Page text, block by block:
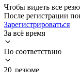
Чтобы видеть все
После регистрации
Зарегистрироваться
За всё время
По соответствию
20 резюме